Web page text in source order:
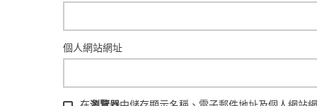
個人網站網址